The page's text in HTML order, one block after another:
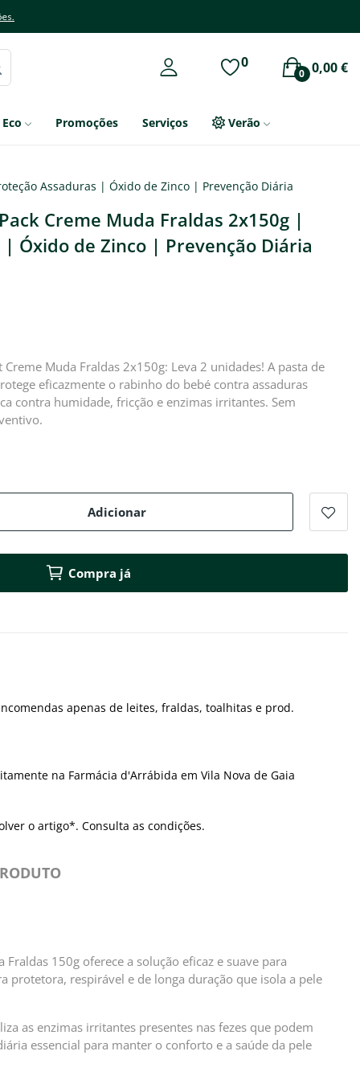
0 0,00 €
0
Eco Promoções Serviços Verão
Assaduras | Óxido de Zinco | Prevenção Diária
Creme Muda Fraldas 2x150g |
Óxido de Zinco | Prevenção Diária
Muda Fraldas 2x150g: Leva 2 unidades! A pasta de
eficazmente o rabinho do bebé contra assaduras
contra humidade, fricção e enzimas irritantes. Sem
Adicionar
Compra já
apenas de leites, fraldas, toalhitas e prod.
na Farmácia d'Arrábida em Vila Nova de Gaia
o artigo*. Consulta as condições.
150g oferece a solução eficaz e suave para
protetora, respirável e de longa duração que isola a pele
as enzimas irritantes presentes nas fezes que podem
essencial para manter o conforto e a saúde da pele